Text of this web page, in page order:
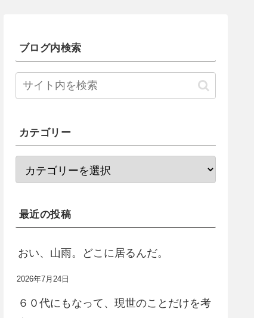
ブログ内検索
カテゴリー
最近の投稿
おい、山雨。どこに居るんだ。
2026年7月24日
６０代にもなって、現世のことだけを考